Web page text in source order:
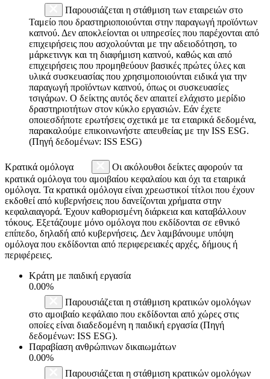
Παρουσιάζεται η στάθμιση των εταιρειών στο
Ταμείο που δραστηριοποιούνται στην παραγωγή προϊόντων
καπνού. Δεν αποκλείονται οι υπηρεσίες που παρέχονται από
επιχειρήσεις που ασχολούνται με την αδειοδότηση, το
μάρκετινγκ και τη διαφήμιση καπνού, καθώς και από
επιχειρήσεις που προμηθεύουν βασικές πρώτες ύλες και
υλικά συσκευασίας που χρησιμοποιούνται ειδικά για την
παραγωγή προϊόντων καπνού, όπως οι συσκευασίες
τσιγάρων. Ο δείκτης αυτός δεν απαιτεί ελάχιστο μερίδιο
δραστηριοτήτων στον κύκλο εργασιών. Εάν έχετε
οποιεσδήποτε ερωτήσεις σχετικά με τα εταιρικά δεδομένα,
παρακαλούμε επικοινωνήστε απευθείας με την ISS ESG.
(Πηγή δεδομένων: ISS ESG)
Κρατικά ομόλογα
Οι ακόλουθοι δείκτες αφορούν τα
κρατικά ομόλογα του αμοιβαίου κεφαλαίου και όχι τα εταιρικά
ομόλογα. Τα κρατικά ομόλογα είναι χρεωστικοί τίτλοι που έχουν
εκδοθεί από κυβερνήσεις που δανείζονται χρήματα στην
κεφαλαιαγορά. Έχουν καθορισμένη διάρκεια και καταβάλλουν
τόκους. Εξετάζουμε μόνο ομόλογα που εκδίδονται σε εθνικό
επίπεδο, δηλαδή από κυβερνήσεις. Δεν λαμβάνουμε υπόψη
ομόλογα που εκδίδονται από περιφερειακές αρχές, δήμους ή
περιφέρειες.
Κράτη με παιδική εργασία
0.00%
Παρουσιάζεται η στάθμιση κρατικών ομολόγων
στο αμοιβαίο κεφάλαιο που εκδίδονται από χώρες στις
οποίες είναι διαδεδομένη η παιδική εργασία (Πηγή
δεδομένων: ISS ESG).
Παραβίαση ανθρώπινων δικαιωμάτων
0.00%
Παρουσιάζεται η στάθμιση κρατικών ομολόγων